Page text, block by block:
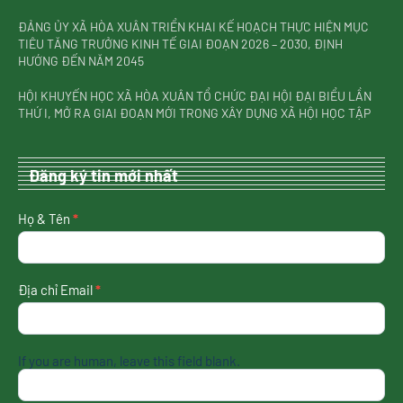
ĐẢNG ỦY XÃ HÒA XUÂN TRIỂN KHAI KẾ HOẠCH THỰC HIỆN MỤC
TIÊU TĂNG TRƯỞNG KINH TẾ GIAI ĐOẠN 2026 – 2030, ĐỊNH
HƯỚNG ĐẾN NĂM 2045
HỘI KHUYẾN HỌC XÃ HÒA XUÂN TỔ CHỨC ĐẠI HỘI ĐẠI BIỂU LẦN
THỨ I, MỞ RA GIAI ĐOẠN MỚI TRONG XÂY DỰNG XÃ HỘI HỌC TẬP
Đăng ký tin mới nhất
nhận
tin
nhất
Họ & Tên *
Địa chỉ Email*
If you are human, leave this field blank.